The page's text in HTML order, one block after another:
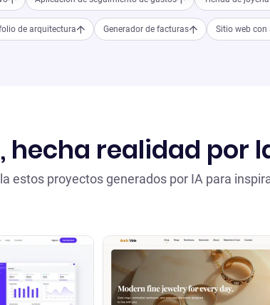
de arquitectura Generador de facturas Sitio web
hecha realidad por
estos proyectos generados por IA para